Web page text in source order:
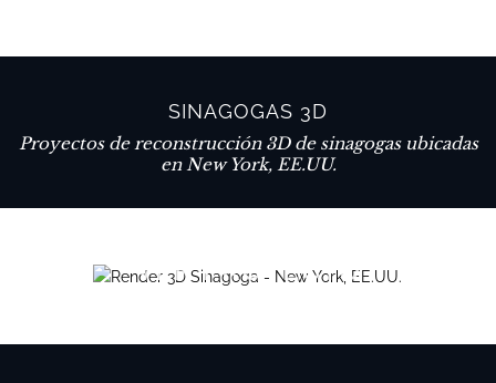
SINAGOGAS 3D
Proyectos de reconstrucción 3D de sinagogas ubicadas
en New York, EE.UU.
VER PROYECTO